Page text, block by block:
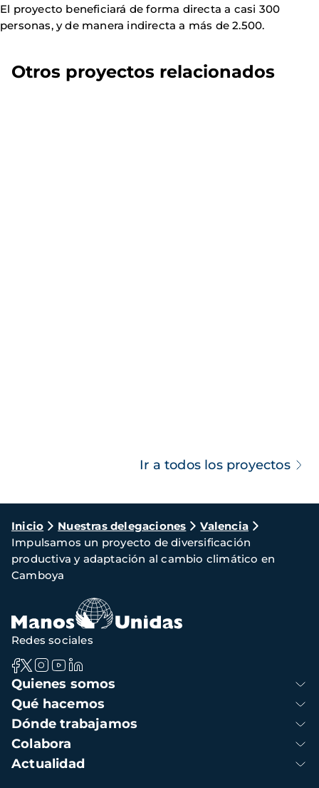
El proyecto beneficiará de forma directa a casi 300
personas, y de manera indirecta a más de 2.500.
Otros proyectos relacionados
Ir a todos los proyectos
Ruta
de
navegación
Inicio Nuestras delegaciones
Valencia
Impulsamos un proyecto de diversificación
productiva y adaptación al cambio climático en
Camboya
Navegación
principal
Quienes somos
Qué hacemos
Dónde trabajamos
Colabora
Actualidad
Redes sociales